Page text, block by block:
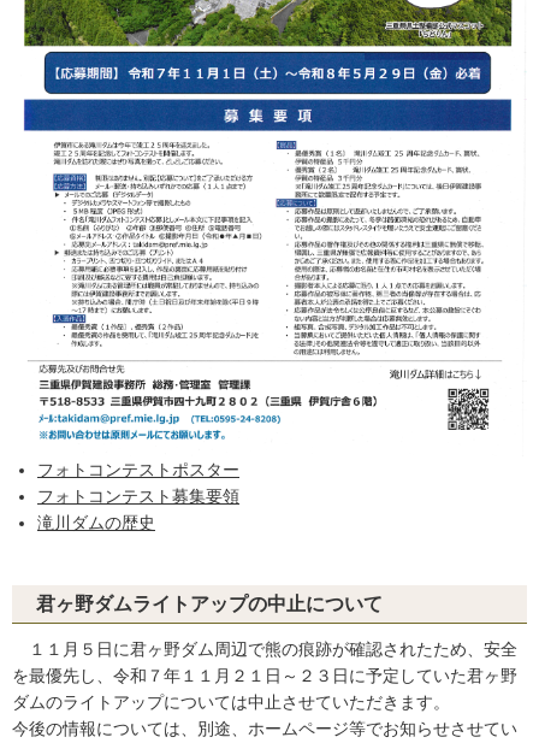
フォトコンテストポスター
フォトコンテスト募集要領
滝川ダムの歴史
君ヶ野ダムライトアップの中止について
１１月５日に君ヶ野ダム周辺で熊の痕跡が確認されたため、安全
を最優先し、令和７年１１月２１日～２３日に予定していた君ヶ野
ダムのライトアップについては中止させていただきます。
今後の情報については、別途、ホームページ等でお知らせさせてい